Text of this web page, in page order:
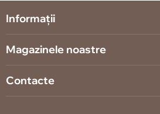
Informații
Magazinele noastre
Contacte